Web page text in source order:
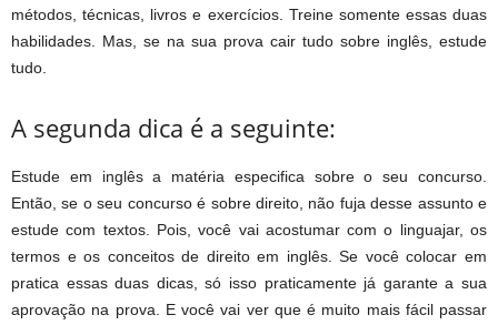
métodos, técnicas, livros e exercícios. Treine somente essas duas
habilidades. Mas, se na sua prova cair tudo sobre inglês, estude
tudo.
A segunda dica é a seguinte:
Estude em inglês a matéria especifica sobre o seu concurso.
Então, se o seu concurso é sobre direito, não fuja desse assunto e
estude com textos. Pois, você vai acostumar com o linguajar, os
termos e os conceitos de direito em inglês. Se você colocar em
pratica essas duas dicas, só isso praticamente já garante a sua
aprovação na prova. E você vai ver que é muito mais fácil passar